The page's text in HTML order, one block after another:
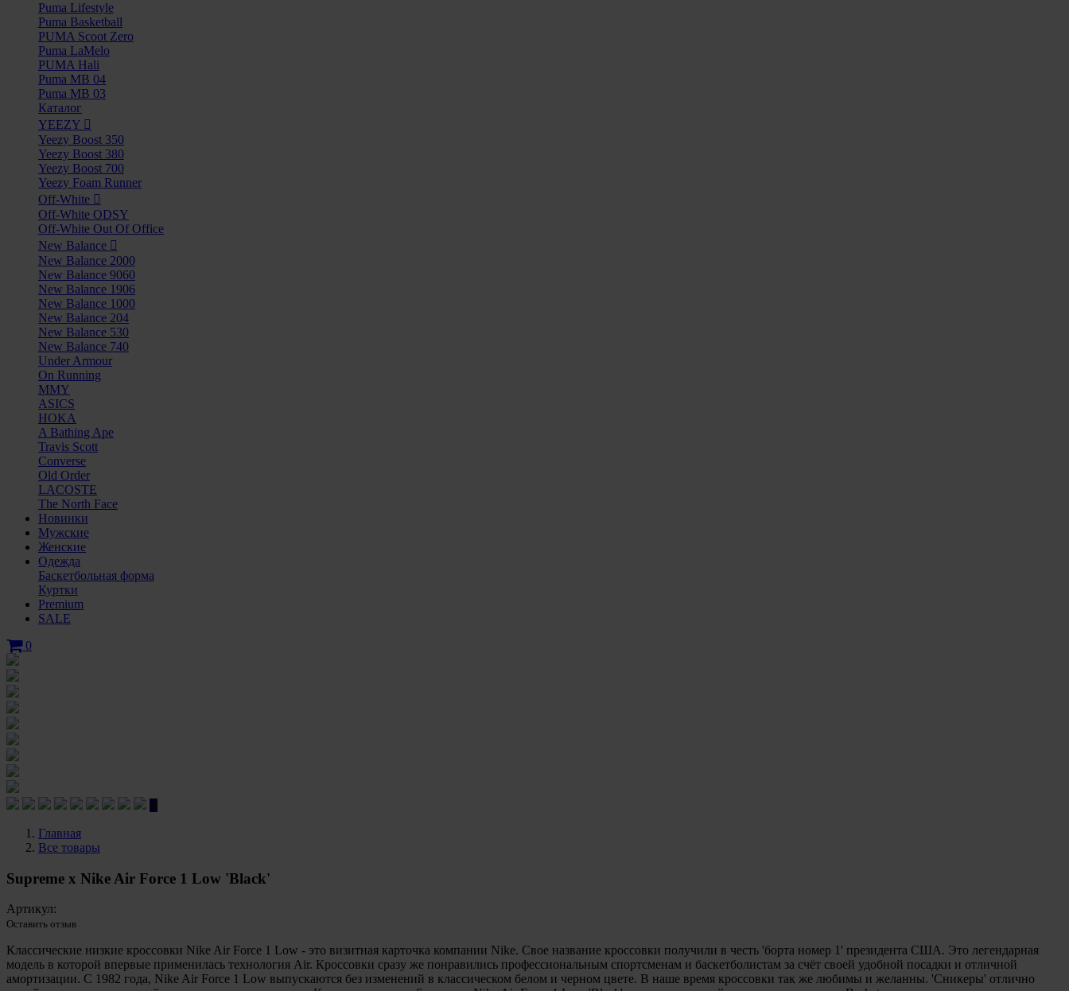
Puma Lifestyle
Puma Basketball
PUMA Scoot Zero
Puma LaMelo
PUMA Hali
Puma MB 04
Puma MB 03
Каталог
YEEZY
Yeezy Boost 350
Yeezy Boost 380
Yeezy Boost 700
Yeezy Foam Runner
Off-White
Off-White ODSY
Off-White Out Of Office
New Balance
New Balance 2000
New Balance 9060
New Balance 1906
New Balance 1000
New Balance 204
New Balance 530
New Balance 740
Under Armour
On Running
MMY
ASICS
HOKA
A Bathing Ape
Travis Scott
Converse
Old Order
LACOSTE
The North Face
Новинки
Мужские
Женские
Одежда
Баскетбольная форма
Куртки
Premium
SALE
0
Главная
Все товары
Supreme x Nike Air Force 1 Low 'Black'
Артикул:
Оставить отзыв
Классические низкие кроссовки Nike Air Force 1 Low - это визитная карточка компании Nike. Свое название кроссовки получили в честь 'борта номер 1' президента США. Это легендарная
модель в которой впервые применилась технология Air. Кроссовки сразу же понравились профессиональным спортсменам и баскетболистам за счёт своей удобной посадки и отличной
амортизации. С 1982 года, Nike Air Force 1 Low выпускаются без изменений в классическом белом и черном цвете. В наше время кроссовки так же любимы и желанны. 'Сникеры' отлично